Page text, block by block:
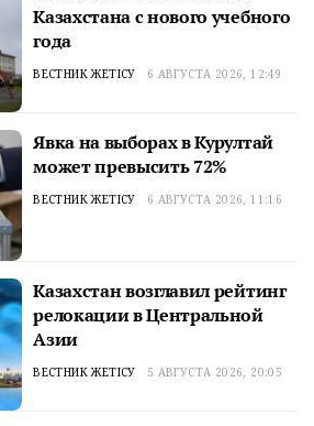
Казахстана с нового учебного
года
ВЕСТНИК ЖЕТІСУ 6 АВГУСТА 2026, 12:49
Явка на выборах в Курултай
может превысить 72%
ВЕСТНИК ЖЕТІСУ 6 АВГУСТА 2026, 11:16
Казахстан возглавил рейтинг
релокации в Центральной
Азии
ВЕСТНИК ЖЕТІСУ 5 АВГУСТА 2026, 20:05